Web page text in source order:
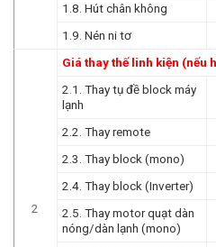
1.8. Hút chân không
1.9. Nén ni tơ
2
Giá thay thế linh kiện (nếu
2.1. Thay tụ đề block máy
lạnh
2.2. Thay remote
2.3. Thay block (mono)
2.4. Thay block (Inverter)
2.5. Thay motor quạt dàn
nóng/dàn lạnh (mono)